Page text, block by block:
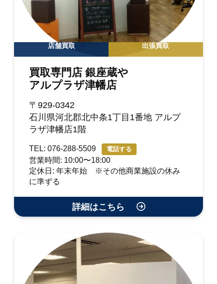
店舗買取 出張買取
買取専門店 銀座蔵や
アルプラザ津幡店
〒929-0342
石川県河北郡北中条1丁目1番地 アルプ
ラザ津幡店1階
TEL: 076-288-5509 電話する
営業時間: 10:00〜18:00
定休日: 年末年始 ※その他商業施設の休み
に準ずる
詳細はこちら